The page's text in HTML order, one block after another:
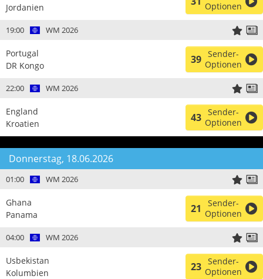
Jordanien
Optionen
19:00 WM 2026
Portugal
DR Kongo
39 Sender-
Optionen
22:00 WM 2026
England
Kroatien
43 Sender-
Optionen
Donnerstag, 18.06.2026
01:00 WM 2026
Ghana
Panama
21
Sender-
Optionen
04:00 WM 2026
Usbekistan
Kolumbien
23 Sender-
Optionen